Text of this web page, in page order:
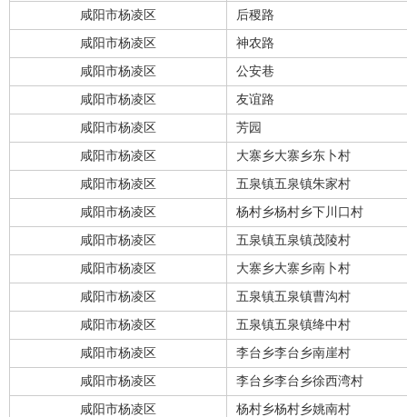
咸阳市杨凌区 后稷路
咸阳市杨凌区 神农路
咸阳市杨凌区 公安巷
咸阳市杨凌区 友谊路
咸阳市杨凌区 芳园
咸阳市杨凌区 大寨乡大寨乡东卜村
咸阳市杨凌区 五泉镇五泉镇朱家村
咸阳市杨凌区 杨村乡杨村乡下川口村
咸阳市杨凌区 五泉镇五泉镇茂陵村
咸阳市杨凌区 大寨乡大寨乡南卜村
咸阳市杨凌区 五泉镇五泉镇曹沟村
咸阳市杨凌区 五泉镇五泉镇绛中村
咸阳市杨凌区 李台乡李台乡南崖村
咸阳市杨凌区 李台乡李台乡徐西湾村
咸阳市杨凌区 杨村乡杨村乡姚南村